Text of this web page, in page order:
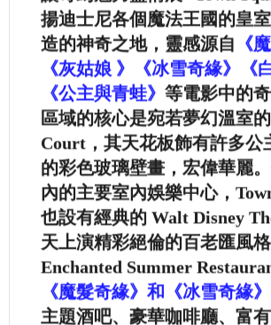
揚迪士尼各個魔法王國的皇
造的神奇之地，靈感源自 《
《灰姑娘 》《冰雪奇緣》《
《公主與青蛙》 等電影中的奇
區域的核心是宛若夢幻溫室
Court，其天花板飾有許多公
的彩色玻璃壁畫，宏偉華麗
內的主要室內娛樂中心，
也設有經典的 Walt Disney
天上演精彩絕倫的百老匯風格
Enchanted Summer
《魔髮奇緣》和《冰雪奇緣》
主題酒吧、豪華咖啡廳、富